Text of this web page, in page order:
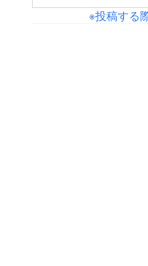
※投稿する